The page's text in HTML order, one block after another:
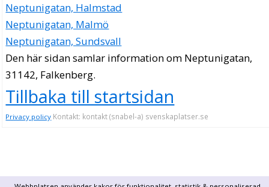
Neptunigatan, Halmstad
Neptunigatan, Malmö
Neptunigatan, Sundsvall
Den här sidan samlar information om Neptunigatan,
31142, Falkenberg.
Tillbaka till startsidan
Privacy policy Kontakt: kontakt (snabel-a) svenskaplatser.se